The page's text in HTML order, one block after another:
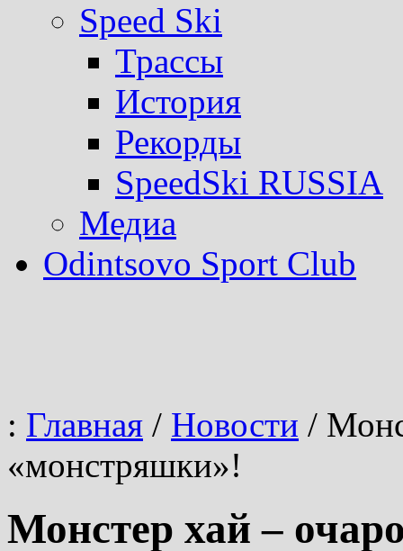
Speed Ski
Трассы
История
Рекорды
SpeedSki RUSSIA
Медиа
Odintsovo Sport Club
: Главная / Новости /
«монстряшки»!
Монстер хай –